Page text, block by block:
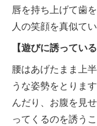
唇を持ち上げて歯
人の笑顔を真似て
【遊びに誘ってい
腰はあげたまま上
うな姿勢をとりま
んだり、お腹を見
ってくるのを誘う